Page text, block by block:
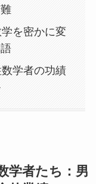
を密かに変
学者の功績
学者たち：男